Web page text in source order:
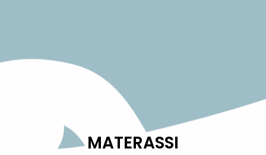
MATERASSI